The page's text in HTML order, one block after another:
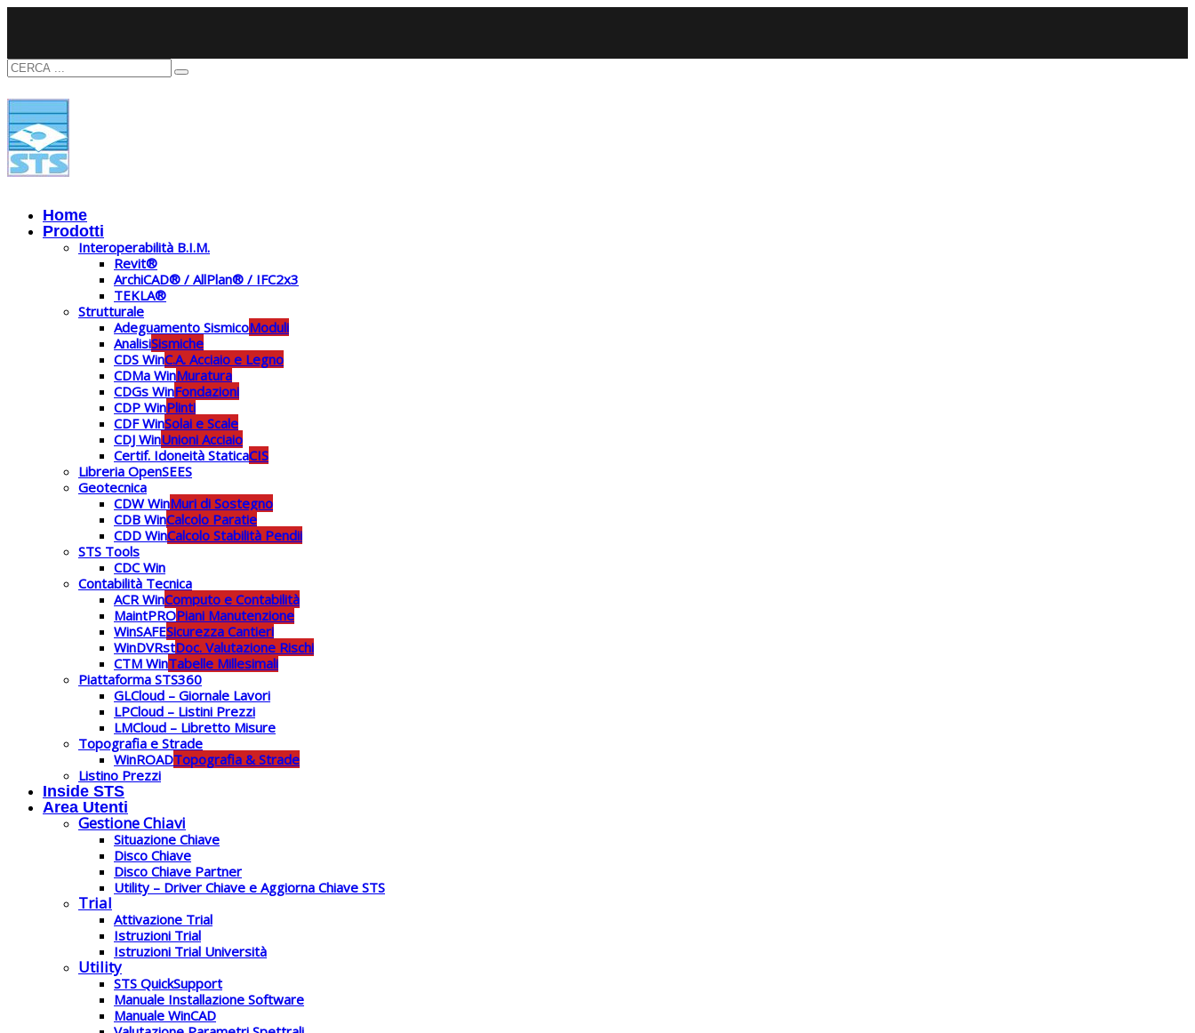
Home
Prodotti
Interoperabilità B.I.M.
Revit®
ArchiCAD® / AllPlan® / IFC2x3
TEKLA®
Strutturale
Adeguamento SismicoModuli
AnalisiSismiche
CDS WinC.A. Acciaio e Legno
CDMa WinMuratura
CDGs WinFondazioni
CDP WinPlinti
CDF WinSolai e Scale
CDJ WinUnioni Acciaio
Certif. Idoneità StaticaCIS
Libreria OpenSEES
Geotecnica
CDW WinMuri di Sostegno
CDB WinCalcolo Paratie
CDD WinCalcolo Stabilità Pendii
STS Tools
CDC Win
Contabilità Tecnica
ACR WinComputo e Contabilità
MaintPROPiani Manutenzione
WinSAFESicurezza Cantieri
WinDVRstDoc. Valutazione Rischi
CTM WinTabelle Millesimali
Piattaforma STS360
GLCloud – Giornale Lavori
LPCloud – Listini Prezzi
LMCloud – Libretto Misure
Topografia e Strade
WinROADTopografia & Strade
Listino Prezzi
Inside STS
Area Utenti
Gestione Chiavi
Situazione Chiave
Disco Chiave
Disco Chiave Partner
Utility – Driver Chiave e Aggiorna Chiave STS
Trial
Attivazione Trial
Istruzioni Trial
Istruzioni Trial Università
Utility
STS QuickSupport
Manuale Installazione Software
Manuale WinCAD